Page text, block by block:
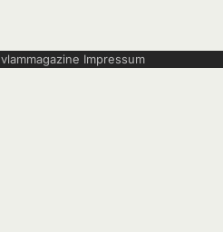
vlammagazine Impressum